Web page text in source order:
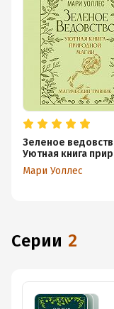
Зеленое
Уютная книга
магии. Магический
травник
Мари Уоллес
Серии 2